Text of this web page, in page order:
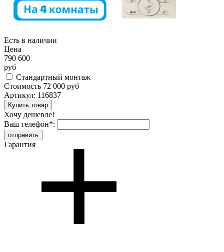
Есть в наличии
Цена
790 600
руб
Стандартный монтаж
Стоимость 72 000 руб
Артикул: 116837
Хочу дешевле!
Ваш телефон*:
Гарантия